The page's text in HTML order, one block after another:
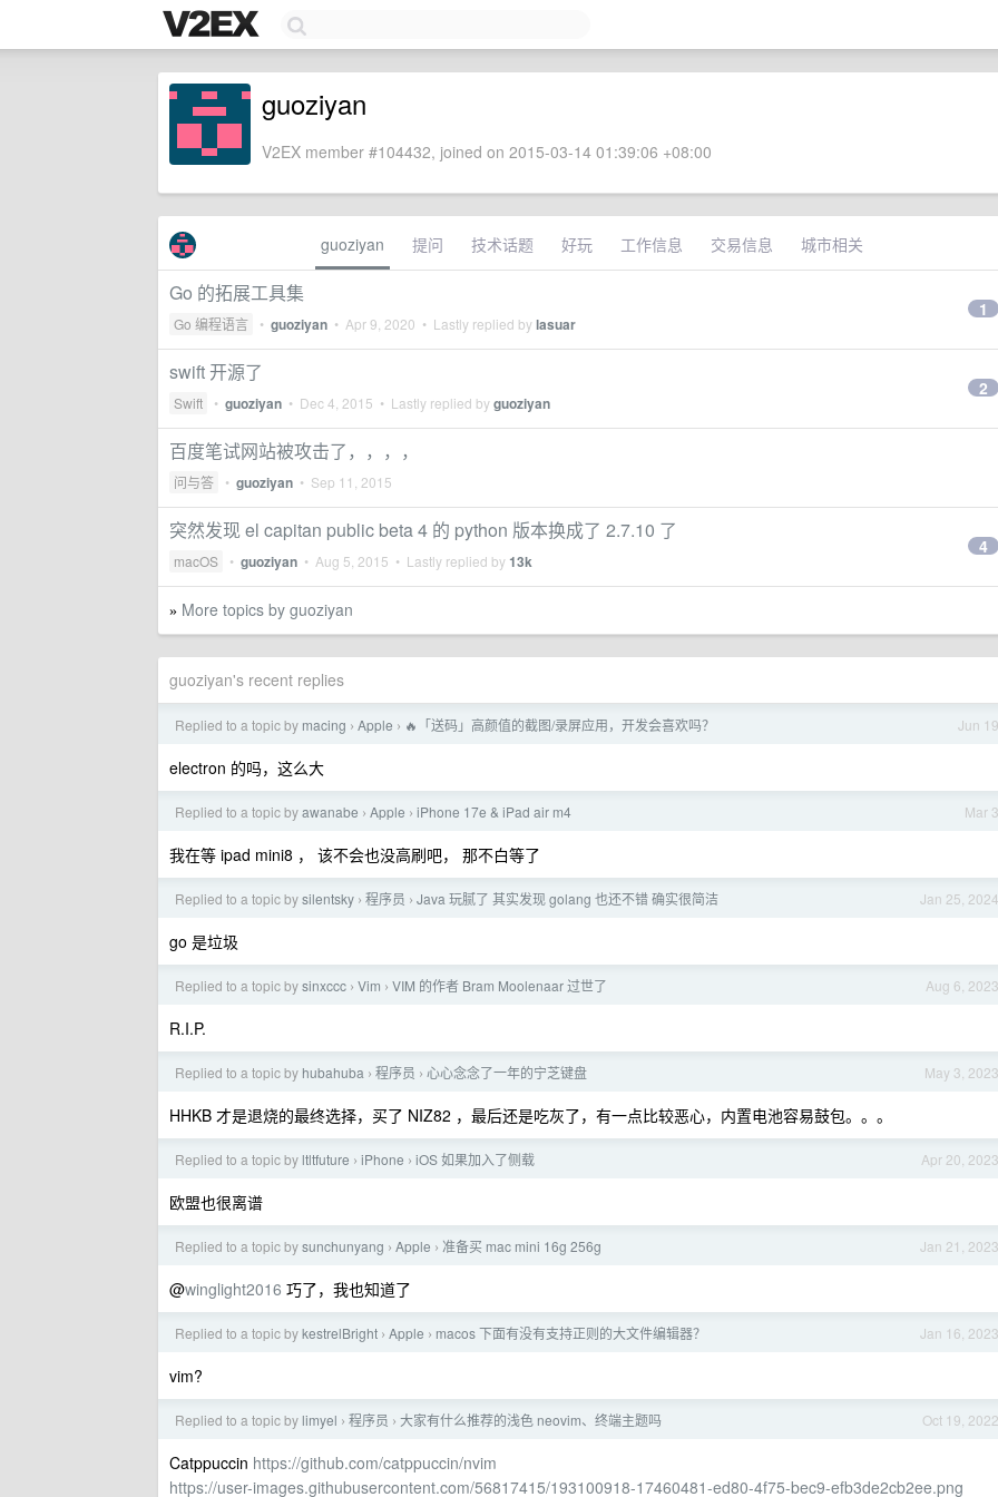
guoziyan
V2EX member #104432, joined on 2015-03-14 01:39:06 +08:00
guoziyan 提问 技术话题 好玩 工作信息 交易信息 城市相关
Go 的拓展工具集
Go 编程语言 • guoziyan • Apr 9, 2020 • Lastly replied bylasuar
1
swift 开源了
Swift • guoziyan • Dec 4, 2015 • Lastly replied byguoziyan
2
百度笔试网站被攻击了，，，，
问与答 • guoziyan • Sep 11, 2015
突然发现 el capitan public beta 4 的 python 版本换成了 2.7.10 了
macOS • guoziyan • Aug 5, 2015 • Lastly replied by13k
4
» More topics by guoziyan
guoziyan's recent replies
Jun 19
Replied to a topic by macing › Apple › 🔥「送码」高颜值的截图/录屏应用，开发会喜欢吗？
electron 的吗，这么大
Mar 3
Replied to a topic byawanabe › Apple › iPhone 17e & iPad air m4
我在等 ipad mini8 ， 该不会也没高刷吧， 那不白等了
Jan 25, 2024
Replied to a topic bysilentsky › 程序员 › Java 玩腻了 其实发现 golang 也还不错 确实很简洁
go 是垃圾
Aug 6, 2023
Replied to a topic bysinxccc › Vim › VIM 的作者 Bram Moolenaar 过世了
R.I.P.
May 3, 2023
Replied to a topic by hubahuba › 程序员 › 心心念念了一年的宁芝键盘
HHKB 才是退烧的最终选择，买了 NIZ82 ，最后还是吃灰了，有一点比较恶心，内置电池容易鼓包。。。
Apr 20, 2023
Replied to a topic by ltltfuture › iPhone › iOS 如果加入了侧载
欧盟也很离谱
Jan 21, 2023
Replied to a topic bysunchunyang › Apple › 准备买 mac mini 16g 256g
@winglight2016 巧了，我也知道了
Jan 16, 2023
Replied to a topic bykestrelBright › Apple › macos 下面有没有支持正则的大文件编辑器？
vim?
Oct 19, 2022
Replied to a topic by limyel › 程序员 › 大家有什么推荐的浅色 neovim、终端主题吗
Catppuccin https://github.com/catppuccin/nvim
https://user-images.githubusercontent.com/56817415/193100918-17460481-ed80-4f75-bec9-efb3de2cb2ee.png